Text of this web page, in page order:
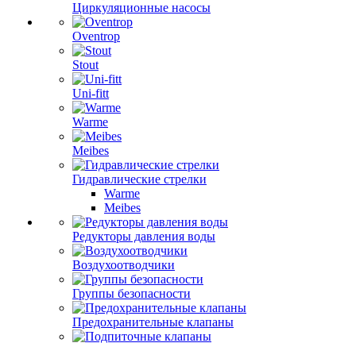
Циркуляционные насосы
Oventrop
Stout
Uni-fitt
Warme
Meibes
Гидравлические стрелки
Warme
Meibes
Редукторы давления воды
Воздухоотводчики
Группы безопасности
Предохранительные клапаны